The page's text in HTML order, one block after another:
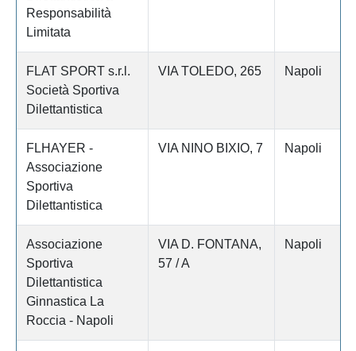
Responsabilità
Limitata
FLAT SPORT s.r.l.
Società Sportiva
Dilettantistica
VIA TOLEDO, 265 Napoli
FLHAYER -
Associazione
Sportiva
Dilettantistica
VIA NINO BIXIO, 7 Napoli
Associazione
Sportiva
Dilettantistica
Ginnastica La
Roccia - Napoli
VIA D. FONTANA,
57 / A
Napoli